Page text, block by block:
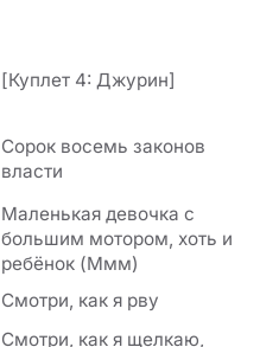
[Куплет 4: Джурин]
Сорок восемь законов
власти
Маленькая девочка с
большим мотором, хоть и
ребёнок (Ммм)
Смотри, как я рву
Смотри, как я щелкаю,